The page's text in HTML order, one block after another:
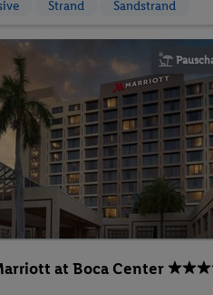
Strand Sandstrand
at Boca Center